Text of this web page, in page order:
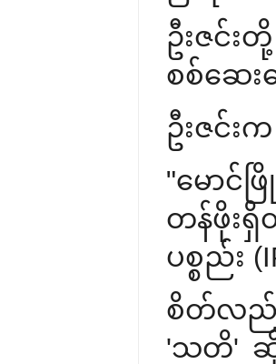
ဦးဇင်း
စစ်ဆေး
ဦးဇင်း
"မောင်
တန်ဖိုး
ပစ္စည်း
စိတ်လည်
'သတိ' ဆို